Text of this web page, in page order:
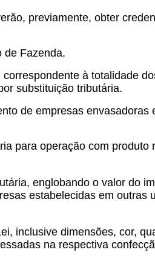
previamente, obter
de Fazenda.
à totalidade
substituição tributária.
de empresas envasadoras
para operação com produto
englobando o valor do
estabelecidas em outras
inclusive dimensões, cor,
na respectiva